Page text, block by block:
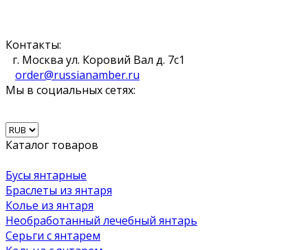
Контакты:
г. Москва ул. Коровий Вал д. 7с1
order@russianamber.ru
Мы в социальных сетях:
Каталог товаров
Бусы янтарные
Браслеты из янтаря
Колье из янтаря
Необработанный лечебный янтарь
Серьги с янтарем